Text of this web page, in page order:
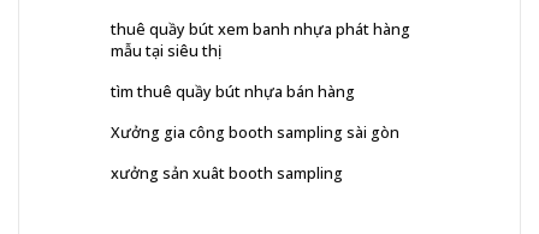
thuê quầy bút xem banh nhựa phát hàng
mẫu tại siêu thị
tìm thuê quầy bút nhựa bán hàng
Xưởng gia công booth sampling sài gòn
xưởng sản xuât booth sampling